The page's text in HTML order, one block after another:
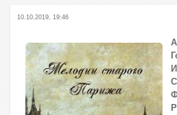
10.10.2019, 19:46